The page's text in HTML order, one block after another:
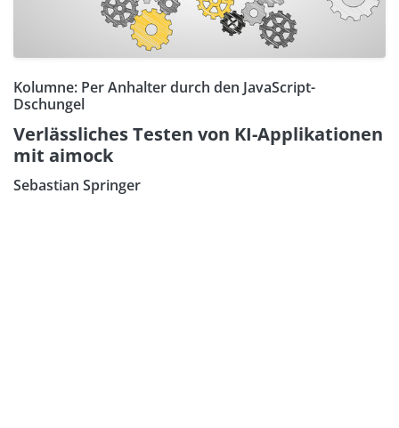
Kolumne: Per Anhalter durch den JavaScript-
Dschungel
Verlässliches Testen von KI-Applikationen
mit aimock
Sebastian Springer